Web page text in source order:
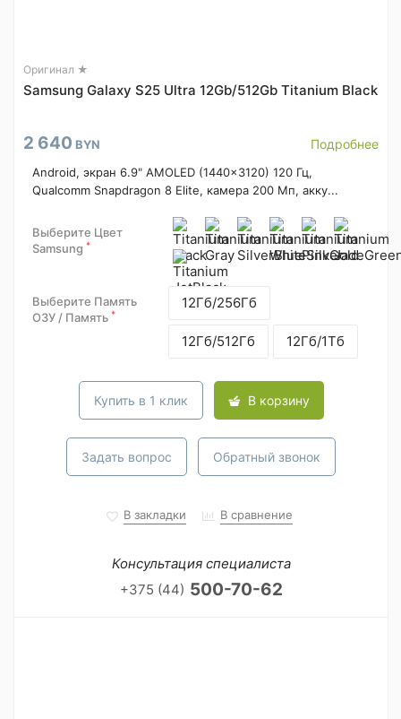
Оригинал ★
Samsung Galaxy S25 Ultra 12Gb/512Gb Titanium Black
2 640 BYN Подробнее
Android, экран 6.9" AMOLED (1440x3120) 120 Гц,
Qualcomm Snapdragon 8 Elite, камера 200 Мп, акку...
Выберите Цвет
Samsung *
Выберите Память
ОЗУ / Память *
12Гб/256Гб
12Гб/512Гб 12Гб/1Тб
Купить в 1 клик В корзину
Задать вопрос Обратный звонок
В закладки В сравнение
Консультация специалиста
+375 (44) 500-70-62